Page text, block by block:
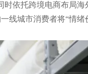
依托跨境电商布局
线城市消费者将“情